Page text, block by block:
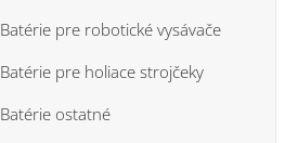
Batérie pre robotické vysávače
Batérie pre holiace strojčeky
Batérie ostatné